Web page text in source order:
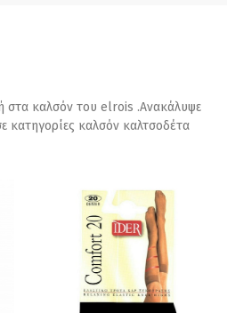
στα καλσόν του elrois .Ανακάλυψε
κατηγορίες καλσόν καλτσοδέτα